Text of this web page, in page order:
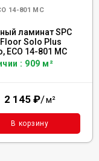
14-801 MC
ламинат SPC
Solo Plus
ЕСО 14-801 MC
: 909 м²
2 145 ₽/м²
В корзину